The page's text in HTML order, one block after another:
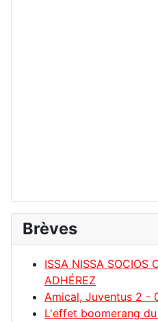
Brèves
ISSA NISSA SOCIOS
ADHÉREZ
Amical, Juventus 2 -
L'effet boomerang